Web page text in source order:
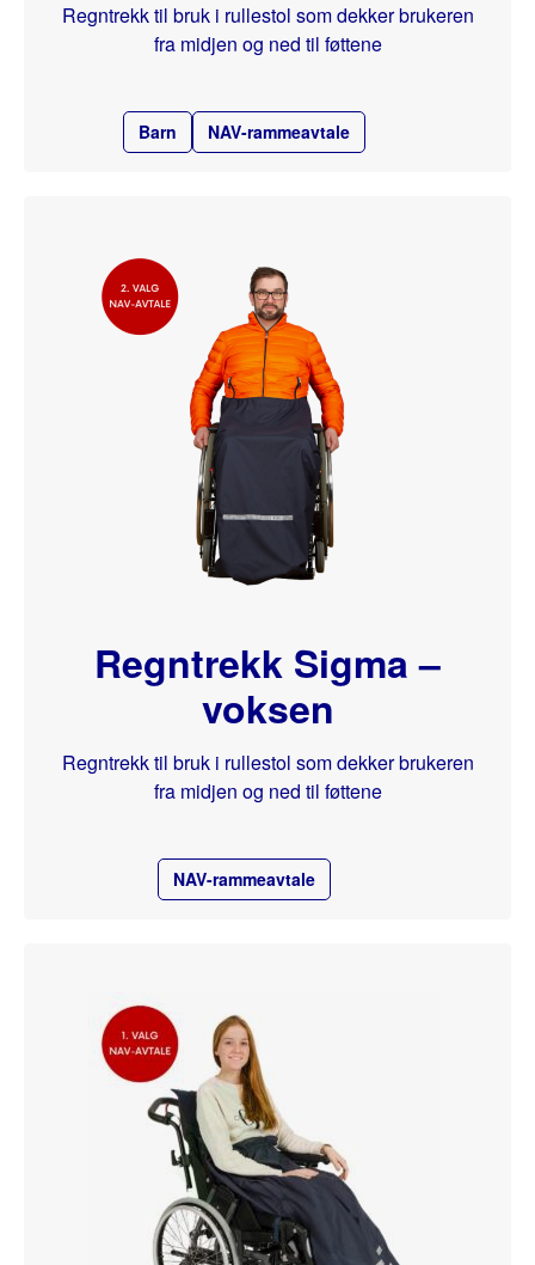
Barn NAV-rammeavtale
Regntrekk til bruk i rullestol som dekker brukeren
fra midjen og ned til føttene
Regntrekk Sigma –
voksen
NAV-rammeavtale
Regntrekk til bruk i rullestol som dekker brukeren
fra midjen og ned til føttene